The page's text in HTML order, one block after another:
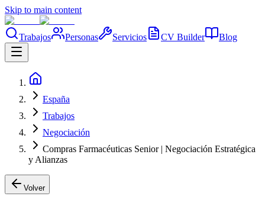
Skip to main content
Trabajos Personas Servicios CV Builder Blog
España
Trabajos
Negociación
Compras Farmacéuticas Senior | Negociación Estratégica
y Alianzas
Volver